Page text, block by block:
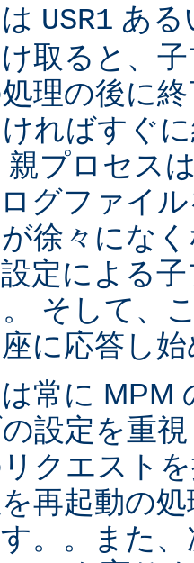
USR1 あ
取ると、
理の後に
ればすぐ
親プロセス
グファイ
徐々にな
定による
そして、
に応答し
常に MPM
設定を重
クエスト
再起動の
。。また